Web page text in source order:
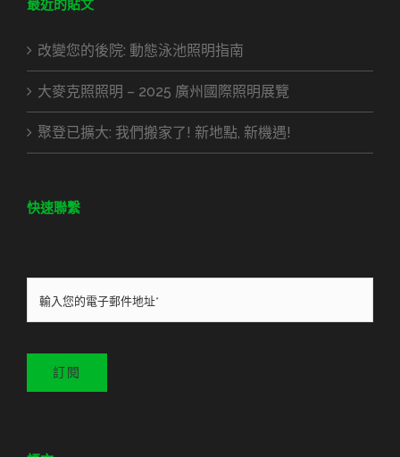
最近的貼文
改變您的後院: 動態泳池照明指南
大麥克照照明 – 2025 廣州國際照明展覽
聚登已擴大: 我們搬家了! 新地點, 新機遇!
快速聯繫
訂閱